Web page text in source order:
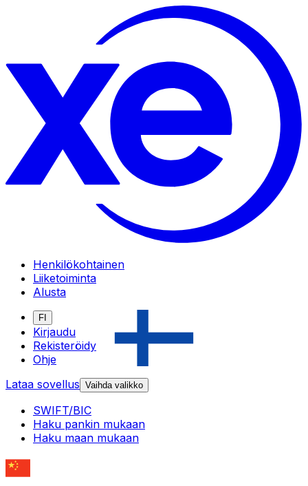
Henkilökohtainen
Liiketoiminta
Alusta
FI
Kirjaudu
Rekisteröidy
Ohje
Lataa sovellus Vaihda valikko
SWIFT/BIC
Haku pankin mukaan
Haku maan mukaan